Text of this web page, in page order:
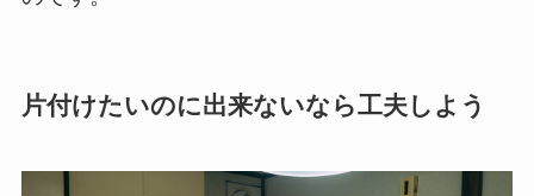
片付けたいのに出来ないなら工夫しよう